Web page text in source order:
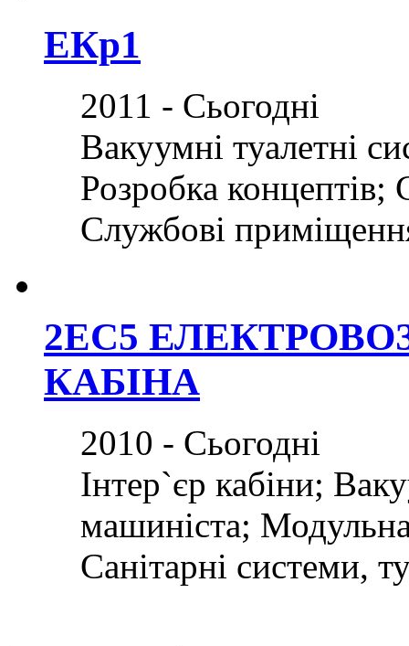
ЕКр1
2011 - Сьогодні
Вакуумні туалетні
Розробка концептів;
Службові
2ЕС5
КАБІНА
2010 - Сьогодні
Інтер`єр кабіни;
машиніста;
Санітарні системи,